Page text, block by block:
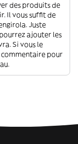
des produits de
Il vous suffit de
Juste
ajouter les
Si vous le
commentaire pour